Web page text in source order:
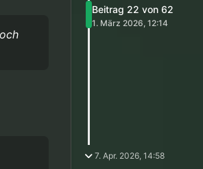
nur
die ich
Gefahr
Beitrag 22 von 62
1. März 2026, 12:14
7. Apr. 2026, 14:58